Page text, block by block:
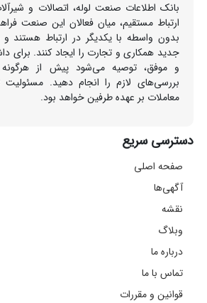
بانک اطلاعات صنعت لوله، اتصالات و
ارتباط مستقیم، میان فعالان این صنعت
بدون واسطه با یکدیگر در ارتباط هستند
جدید همکاری و تجارت را ایجاد کنند. برای
و موفق، توصیه می‌شود پیش از هرگونه
بررسی‌های لازم را انجام دهید. مسئولیت
معاملات بر عهده طرفین خواهد بود.
دسترسی سریع
صفحه اصلی
آگهی‌ها
نقشه
وبلاگ
درباره ما
تماس با ما
قوانین و مقررات